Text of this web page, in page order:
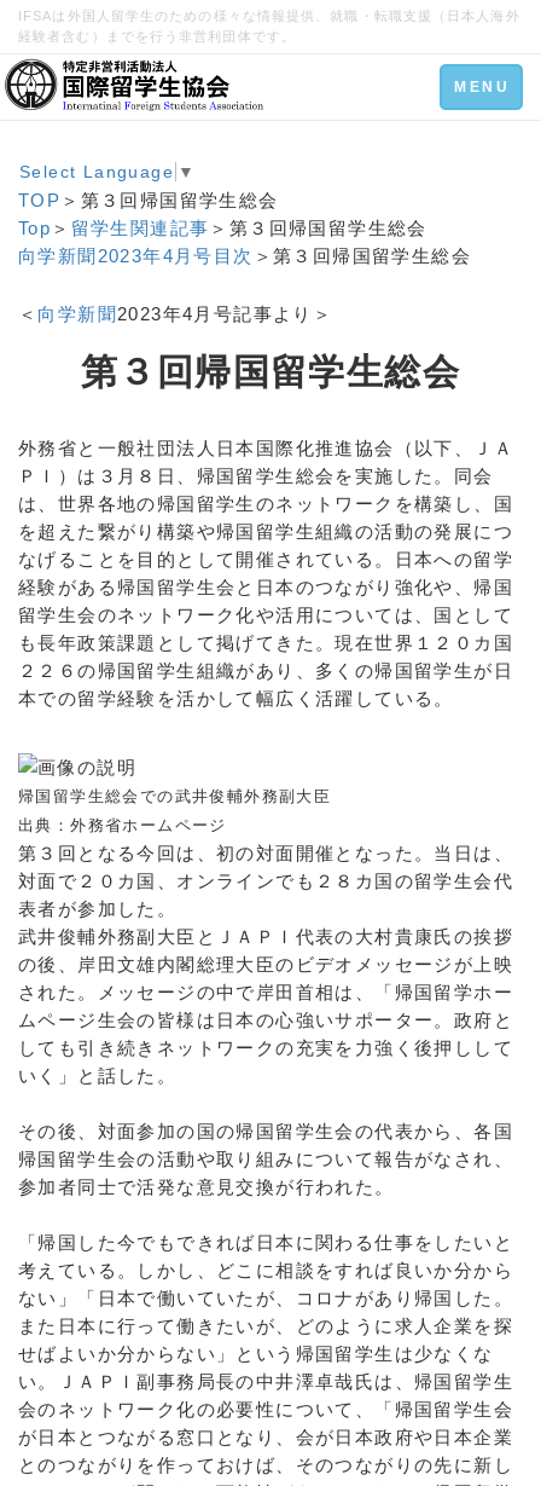
IFSAは外国人留学生のための様々な情報提供、就職・転職支援（日本人海外
経験者含む）までを行う非営利団体です。
Toggle
navigation
MENU
Select Language ▼
TOP ＞第３回帰国留学生総会
Top ＞ 留学生関連記事 ＞第３回帰国留学生総会
向学新聞2023年4月号目次 ＞第３回帰国留学生総会
＜ 向学新聞2023年4月号記事より＞
第３回帰国留学生総会
外務省と一般社団法人日本国際化推進協会（以下、ＪＡ
ＰＩ）は３月８日、帰国留学生総会を実施した。同会
は、世界各地の帰国留学生のネットワークを構築し、国
を超えた繋がり構築や帰国留学生組織の活動の発展につ
なげることを目的として開催されている。日本への留学
経験がある帰国留学生会と日本のつながり強化や、帰国
留学生会のネットワーク化や活用については、国として
も長年政策課題として掲げてきた。現在世界１２０カ国
２２６の帰国留学生組織があり、多くの帰国留学生が日
本での留学経験を活かして幅広く活躍している。
帰国留学生総会での武井俊輔外務副大臣
出典：外務省ホームページ
第３回となる今回は、初の対面開催となった。当日は、
対面で２０カ国、オンラインでも２８カ国の留学生会代
表者が参加した。
武井俊輔外務副大臣とＪＡＰＩ代表の大村貴康氏の挨拶
の後、岸田文雄内閣総理大臣のビデオメッセージが上映
された。メッセージの中で岸田首相は、「帰国留学ホー
ムページ生会の皆様は日本の心強いサポーター。政府と
しても引き続きネットワークの充実を力強く後押しして
いく」と話した。
その後、対面参加の国の帰国留学生会の代表から、各国
帰国留学生会の活動や取り組みについて報告がなされ、
参加者同士で活発な意見交換が行われた。
「帰国した今でもできれば日本に関わる仕事をしたいと
考えている。しかし、どこに相談をすれば良いか分から
ない」「日本で働いていたが、コロナがあり帰国した。
また日本に行って働きたいが、どのように求人企業を探
せばよいか分からない」という帰国留学生は少なくな
い。ＪＡＰＩ副事務局長の中井澤卓哉氏は、帰国留学生
会のネットワーク化の必要性について、「帰国留学生会
が日本とつながる窓口となり、会が日本政府や日本企業
とのつながりを作っておけば、そのつながりの先に新し